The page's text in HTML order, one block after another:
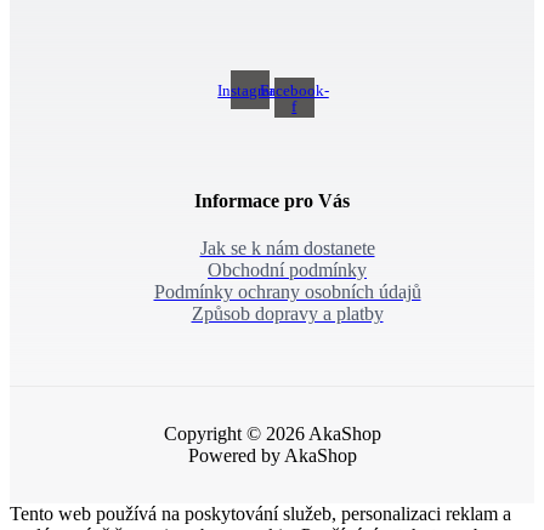
InstagramFacebook-
f
Informace pro Vás
Jak se k nám dostanete
Obchodní podmínky
Podmínky ochrany osobních údajů
Způsob dopravy a platby
Copyright © 2026 AkaShop
Powered by AkaShop
Tento web používá na poskytování služeb, personalizaci reklam a